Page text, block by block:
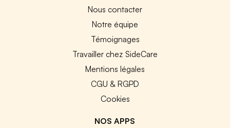
Nous contacter
Notre équipe
Témoignages
Travailler chez SideCare
Mentions légales
CGU & RGPD
Cookies
NOS APPS